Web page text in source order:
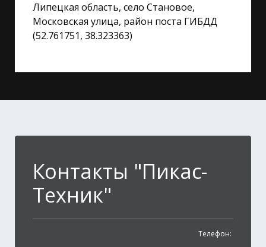
Липецкая область, село Становое,
Московская улица, район поста ГИБДД
(52.761751, 38.323363)
Контакты "Пикас-
Техник"
Телефон: